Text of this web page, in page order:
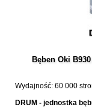
Bęben Oki
Wydajność: 60 000
DRUM - jednostka